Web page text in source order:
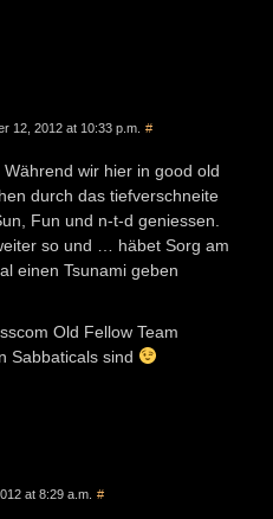
12, 2012 at 10:33 p.m. #
wir hier in good old
durch das tiefverschneite
Fun und n-t-d geniessen.
so und … häbet Sorg am
einen Tsunami geben
Old Fellow Team
Sabbaticals sind
at 8:29 a.m. #